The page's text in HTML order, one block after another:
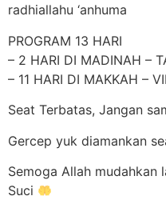
radhiallahu ‘anhuma
PROGRAM 13 HARI
– 2 HARI DI MADINAH –
– 11 HARI DI MAKKAH –
Seat Terbatas, Jangan
Gercep yuk diamankan
Semoga Allah mudahkan
Suci